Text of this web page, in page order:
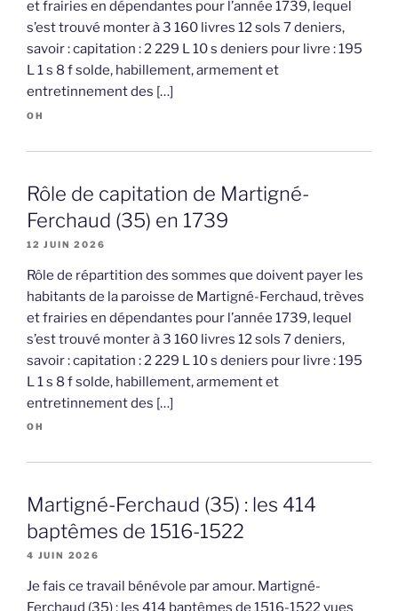
et frairies en dépendantes pour l’année 1739, lequel
s’est trouvé monter à 3 160 livres 12 sols 7 deniers,
savoir : capitation : 2 229 L 10 s deniers pour livre : 195
L 1 s 8 f solde, habillement, armement et
entretinnement des […]
OH
Rôle de capitation de Martigné-
Ferchaud (35) en 1739
12 JUIN 2026
Rôle de répartition des sommes que doivent payer les
habitants de la paroisse de Martigné-Ferchaud, trèves
et frairies en dépendantes pour l’année 1739, lequel
s’est trouvé monter à 3 160 livres 12 sols 7 deniers,
savoir : capitation : 2 229 L 10 s deniers pour livre : 195
L 1 s 8 f solde, habillement, armement et
entretinnement des […]
OH
Martigné-Ferchaud (35) : les 414
baptêmes de 1516-1522
4 JUIN 2026
Je fais ce travail bénévole par amour. Martigné-
Ferchaud (35) : les 414 baptêmes de 1516-1522 vues